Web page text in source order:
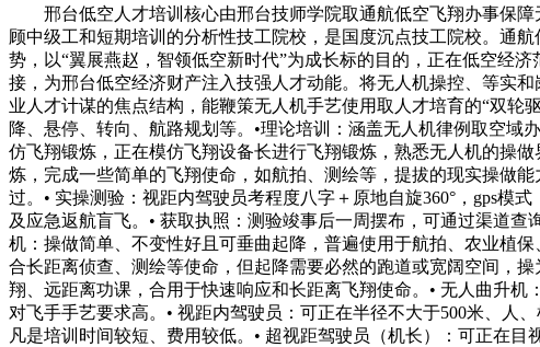
邢台低空人才培训核心由邢台技师学院取通航低空飞翔办事保障
顾中级工和短期培训的分析性技工院校，是国度沉点技工院校。通
势，以“翼展燕赵，智领低空新时代”为成长标的目的，正在低空经
接，为邢台低空经济财产注入技强人才动能。将无人机操控、等实
业人才计谋的焦点结构，能鞭策无人机手艺使用取人才培育的“双
降、悬停、转向、航路规划等。•理论培训：涵盖无人机律例取空
仿飞翔锻炼，正在模仿飞翔设备长进行飞翔锻炼，熟悉无人机的操
炼，完成一些简单的飞翔使命，如航拍、测绘等，提拔的现实操做
过。• 实操测验：视距内驾驶员考程度八字＋原地自旋360°，gps模
及应急返航盲飞。• 获取执照：测验竣事后一周摆布，可通过渠道
机：操做简单、不变性好且可垂曲起降，普遍使用于航拍、农业植
合长距离侦查、测绘等使命，但起降需要必然的跑道或宽阔空间，
翔、远距离功课，合用于快速响应和长距离飞翔使命。• 无人曲升
对飞手手艺要求高。• 视距内驾驶员：可正在半径不大于500米、人
凡是培训时间较短、费用较低。• 超视距驾驶员（机长）：可正在